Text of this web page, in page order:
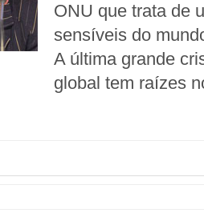
ONU que trata de
sensíveis do
A última grande
global tem raízes